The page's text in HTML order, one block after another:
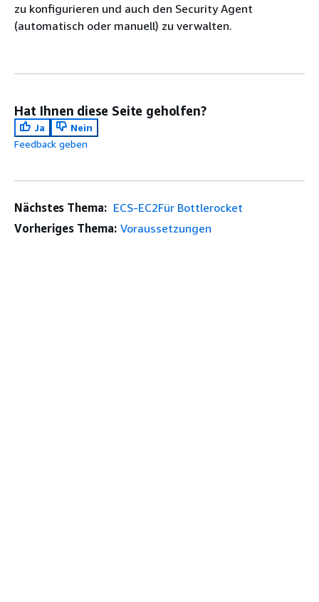
zu konfigurieren und auch den Security Agent
(automatisch oder manuell) zu verwalten.
Hat Ihnen diese Seite geholfen?
Ja
Nein
Feedback geben
Nächstes Thema: ECS-EC2Für Bottlerocket
Vorheriges Thema: Voraussetzungen